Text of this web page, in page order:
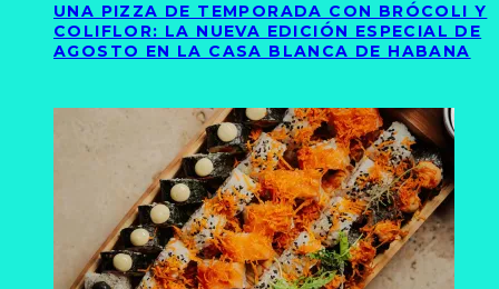
UNA PIZZA DE TEMPORADA CON BRÓCOLI Y
COLIFLOR: LA NUEVA EDICIÓN ESPECIAL DE
AGOSTO EN LA CASA BLANCA DE HABANA